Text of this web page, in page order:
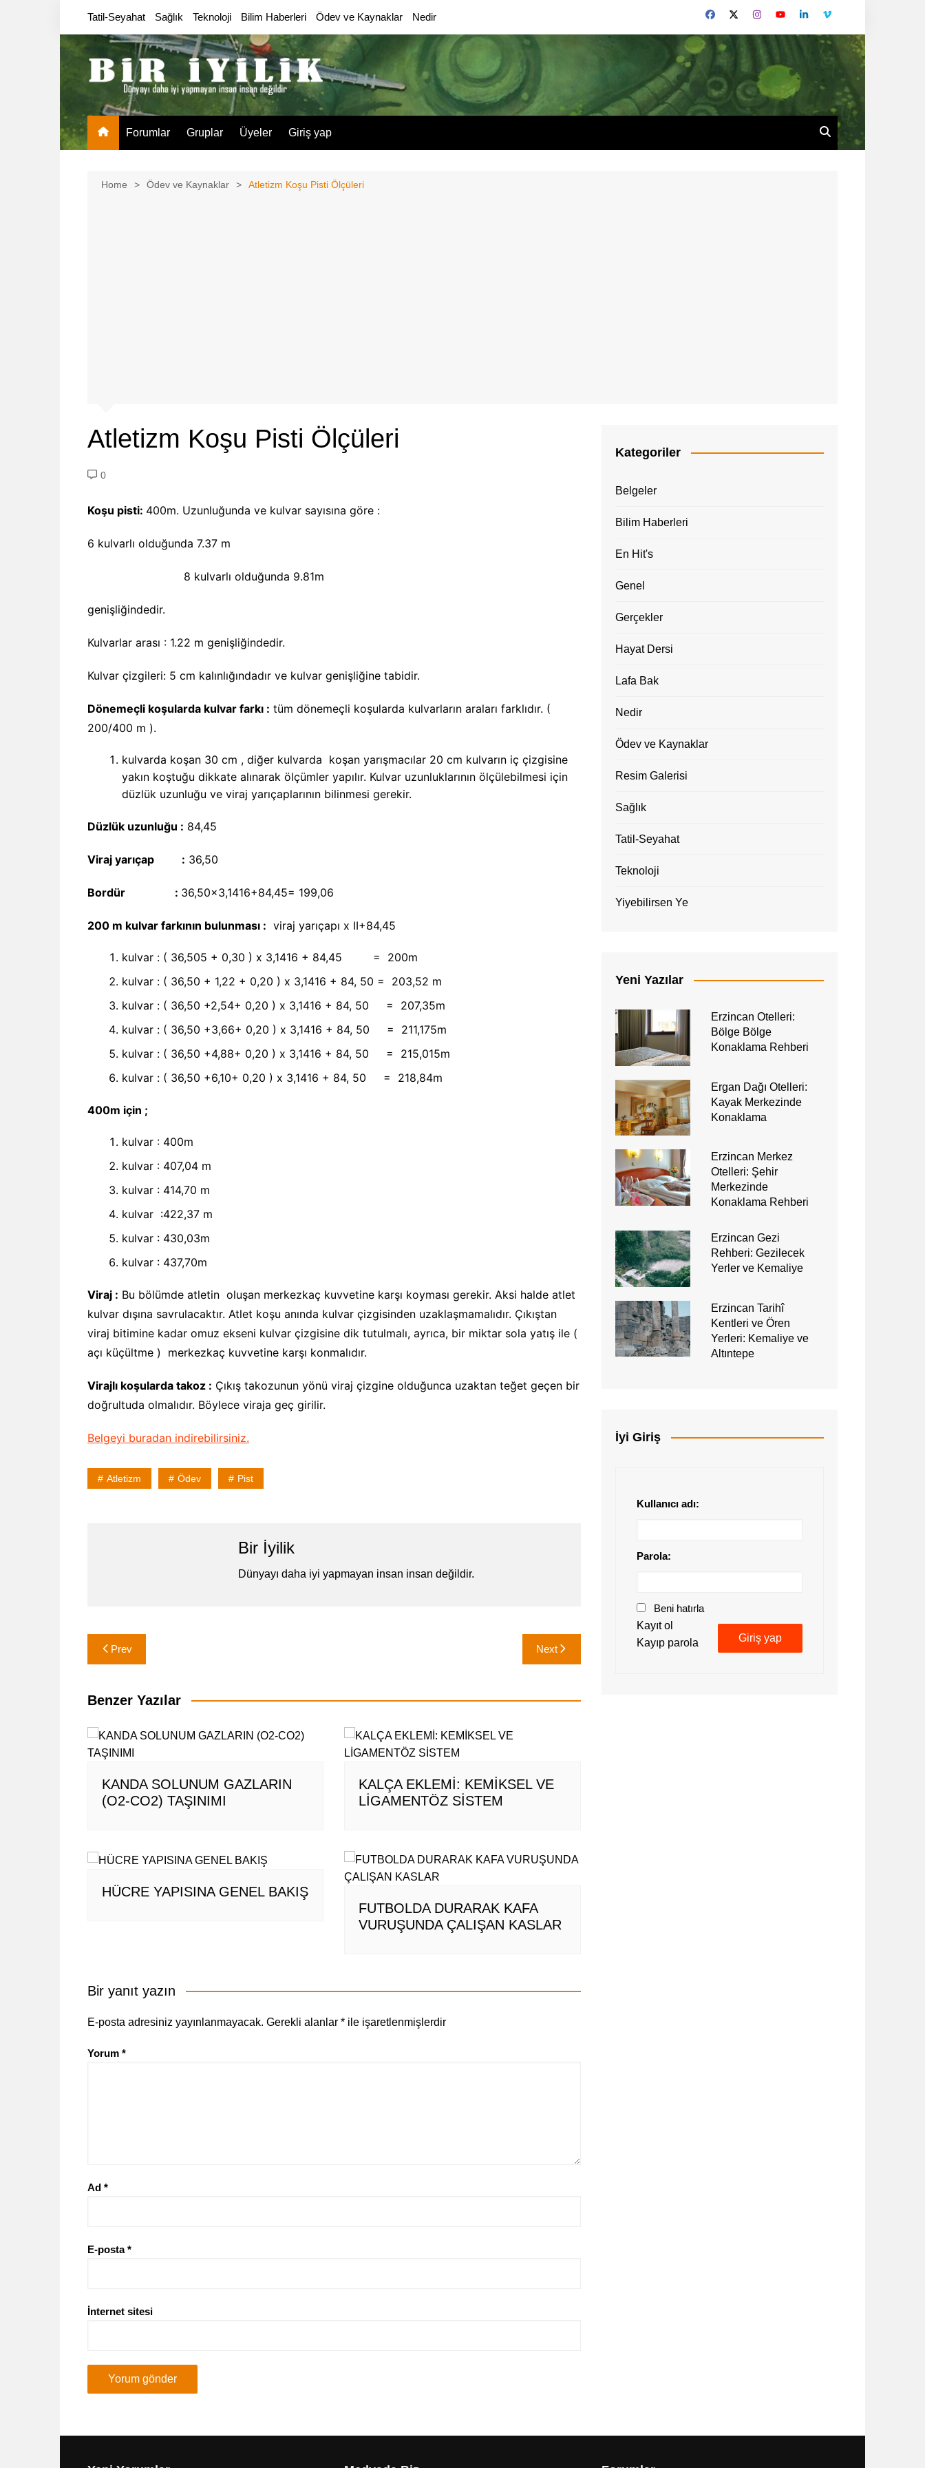
Tatil-Seyahat Sağlık Teknoloji Bilim Haberleri Ödev ve Kaynaklar Nedir
Forumlar Gruplar Üyeler Giriş yap
Home Ödev ve Kaynaklar Atletizm Koşu Pisti Ölçüleri
Atletizm Koşu Pisti Ölçüleri
0
Koşu pisti: 400m. Uzunluğunda ve kulvar sayısına göre :
6 kulvarlı olduğunda 7.37 m
8 kulvarlı olduğunda 9.81m
genişliğindedir.
Kulvarlar arası : 1.22 m genişliğindedir.
Kulvar çizgileri: 5 cm kalınlığındadır ve kulvar genişliğine tabidir.
Dönemeçli koşularda kulvar farkı : tüm dönemeçli koşularda kulvarların araları farklıdır. (
200/400 m ).
kulvarda koşan 30 cm , diğer kulvarda koşan yarışmacılar 20 cm kulvarın iç çizgisine
yakın koştuğu dikkate alınarak ölçümler yapılır. Kulvar uzunluklarının ölçülebilmesi için
düzlük uzunluğu ve viraj yarıçaplarının bilinmesi gerekir.
Düzlük uzunluğu : 84,45
Viraj yarıçap : 36,50
Bordür : 36,50×3,1416+84,45= 199,06
200 m kulvar farkının bulunması : viraj yarıçapı x II+84,45
kulvar : ( 36,505 + 0,30 ) x 3,1416 + 84,45 = 200m
kulvar : ( 36,50 + 1,22 + 0,20 ) x 3,1416 + 84, 50 = 203,52 m
kulvar : ( 36,50 +2,54+ 0,20 ) x 3,1416 + 84, 50 = 207,35m
kulvar : ( 36,50 +3,66+ 0,20 ) x 3,1416 + 84, 50 = 211,175m
kulvar : ( 36,50 +4,88+ 0,20 ) x 3,1416 + 84, 50 = 215,015m
kulvar : ( 36,50 +6,10+ 0,20 ) x 3,1416 + 84, 50 = 218,84m
400m için ;
kulvar : 400m
kulvar : 407,04 m
kulvar : 414,70 m
kulvar :422,37 m
kulvar : 430,03m
kulvar : 437,70m
Viraj : Bu bölümde atletin oluşan merkezkaç kuvvetine karşı koyması gerekir. Aksi halde atlet
kulvar dışına savrulacaktır. Atlet koşu anında kulvar çizgisinden uzaklaşmamalıdır. Çıkıştan
viraj bitimine kadar omuz ekseni kulvar çizgisine dik tutulmalı, ayrıca, bir miktar sola yatış ile (
açı küçültme ) merkezkaç kuvvetine karşı konmalıdır.
Virajlı koşularda takoz : Çıkış takozunun yönü viraj çizgine olduğunca uzaktan teğet geçen bir
doğrultuda olmalıdır. Böylece viraja geç girilir.
Belgeyi buradan indirebilirsiniz.
Atletizm Ödev Pist
Bir İyilik
Dünyayı daha iyi yapmayan insan insan değildir.
Yazı
gezinmesi
Prev Next
Benzer Yazılar
KANDA SOLUNUM GAZLARIN
(O2-CO2) TAŞINIMI
KALÇA EKLEMİ: KEMİKSEL VE
LİGAMENTÖZ SİSTEM
HÜCRE YAPISINA GENEL BAKIŞ
FUTBOLDA DURARAK KAFA
VURUŞUNDA ÇALIŞAN KASLAR
Bir yanıt yazın
E-posta adresiniz yayınlanmayacak. Gerekli alanlar * ile işaretlenmişlerdir
Yorum *
Ad *
E-posta*
İnternet sitesi
Kategoriler
Belgeler
Bilim Haberleri
En Hit's
Genel
Gerçekler
Hayat Dersi
Lafa Bak
Nedir
Ödev ve Kaynaklar
Resim Galerisi
Sağlık
Tatil-Seyahat
Teknoloji
Yiyebilirsen Ye
Yeni Yazılar
Erzincan Otelleri:
Bölge Bölge
Konaklama Rehberi
Ergan Dağı Otelleri:
Kayak Merkezinde
Konaklama
Erzincan Merkez
Otelleri: Şehir
Merkezinde
Konaklama Rehberi
Erzincan Gezi
Rehberi: Gezilecek
Yerler ve Kemaliye
Erzincan Tarihî
Kentleri ve Ören
Yerleri: Kemaliye ve
Altıntepe
İyi Giriş
Kullanıcı adı:
Parola:
Beni hatırla
Giriş yap
Kayıt ol
Kayıp parola